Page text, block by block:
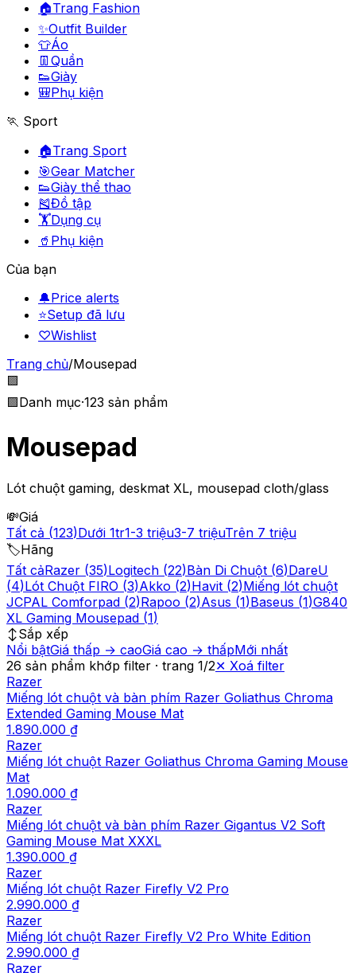
🏠Trang Fashion
✨Outfit Builder
👕Áo
👖 Quần
👟Giày
🎒Phụ kiện
🏃 Sport
🏠Trang Sport
🎯Gear Matcher
👟Giày thể thao
🎽Đồ tập
🏋️Dụng cụ
🥤 Phụ kiện
Của bạn
🔔Price alerts
⭐Setup đã lưu
♡Wishlist
Trang chủ/Mousepad
🟪
🟪Danh mục·123 sản phẩm
Mousepad
Lót chuột gaming, deskmat XL, mousepad cloth/glass
💸Giá
Tất cả (123)Dưới 1tr1-3 triệu3-7 triệuTrên 7 triệu
🏷️Hãng
Tất cảRazer (35)Logitech (22)Bàn Di Chuột (6)DareU
(4)Lót Chuột FIRO (3)Akko (2)Havit (2)Miếng lót chuột
JCPAL Comforpad (2)Rapoo (2)Asus (1)Baseus (1)G840
XL Gaming Mousepad (1)
↕️Sắp xếp
Nổi bậtGiá thấp → caoGiá cao → thấpMới nhất
26 sản phẩm khớp filter · trang 1/2✕ Xoá filter
Razer
Miếng lót chuột và bàn phím Razer Goliathus Chroma
Extended Gaming Mouse Mat
1.890.000 ₫
Razer
Miếng lót chuột Razer Goliathus Chroma Gaming Mouse
Mat
1.090.000 ₫
Razer
Miếng lót chuột và bàn phím Razer Gigantus V2 Soft
Gaming Mouse Mat XXXL
1.390.000 ₫
Razer
Miếng lót chuột Razer Firefly V2 Pro
2.990.000 ₫
Razer
Miếng lót chuột Razer Firefly V2 Pro White Edition
2.990.000 ₫
Razer